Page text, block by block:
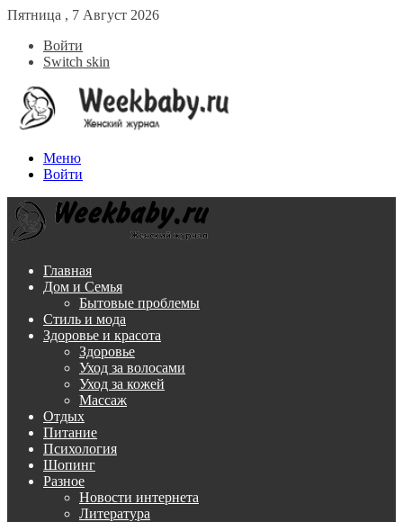
Пятница , 7 Август 2026
Войти
Switch skin
Меню
Войти
Главная
Дом и Семья
Бытовые проблемы
Стиль и мода
Здоровье и красота
Здоровье
Уход за волосами
Уход за кожей
Массаж
Отдых
Питание
Психология
Шопинг
Разное
Новости интернета
Литература